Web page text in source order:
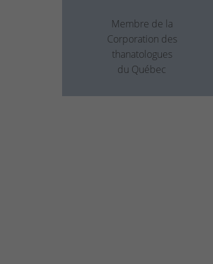
Membre de la
Corporation des
thanatologues
du Québec